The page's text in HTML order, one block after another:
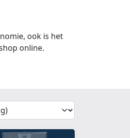
ook is het
online.